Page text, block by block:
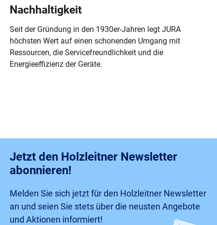
Nachhaltigkeit
Seit der Gründung in den 1930er-Jahren legt JURA
höchsten Wert auf einen schonenden Umgang mit
Ressourcen, die Servicefreundlichkeit und die
Energieeffizienz der Geräte.
Jetzt den Holzleitner Newsletter
abonnieren!
Melden Sie sich jetzt für den Holzleitner Newsletter
an und seien Sie stets über die neusten Angebote
und Aktionen informiert!